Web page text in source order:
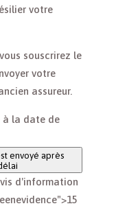
votre
souscrirez le
votre
assureur.
à la date de
envoyé après
d'information